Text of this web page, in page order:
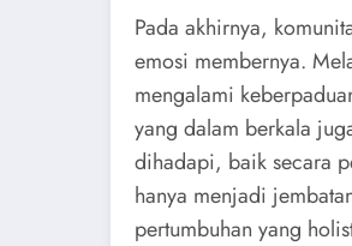
Pada akhirnya,
emosi membernya.
mengalami
yang dalam berkala
dihadapi, baik secara
hanya menjadi
pertumbuhan yang